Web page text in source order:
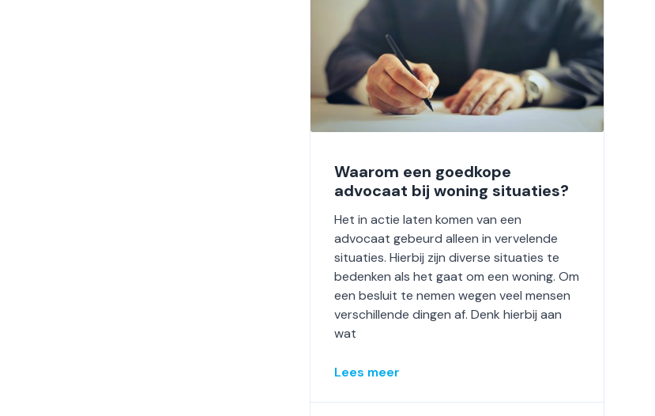
Waarom een goedkope
advocaat bij woning situaties?
Het in actie laten komen van een
advocaat gebeurd alleen in vervelende
situaties. Hierbij zijn diverse situaties te
bedenken als het gaat om een woning. Om
een besluit te nemen wegen veel mensen
verschillende dingen af. Denk hierbij aan
wat
Lees meer